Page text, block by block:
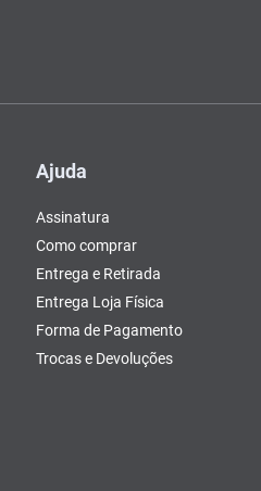
Ajuda
Assinatura
Como comprar
Entrega e Retirada
Entrega Loja Física
Forma de Pagamento
Trocas e Devoluções